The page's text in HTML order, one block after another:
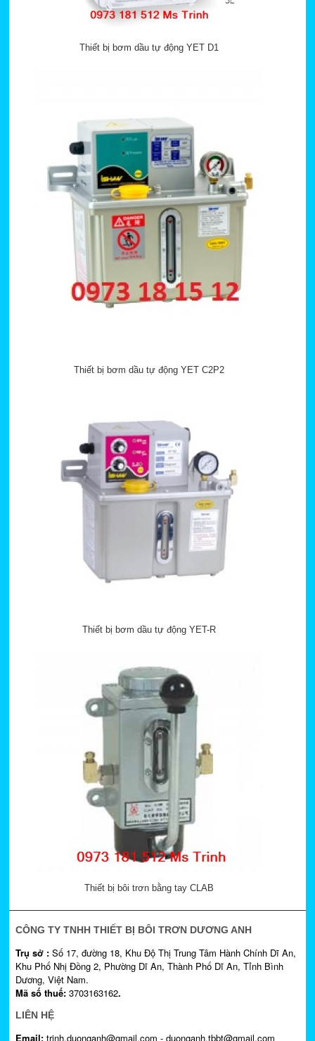
Thiết bị bơm dầu tự động YET D1
Thiết bị bơm dầu tự động YET C2P2
Thiết bị bơm dầu tự động YET-R
Thiết bị bôi trơn bằng tay CLAB
CÔNG TY TNHH THIẾT BỊ BÔI TRƠN DƯƠNG ANH
Trụ sở : Số 17, đường 18, Khu Độ Thị Trung Tâm Hành Chính Dĩ An,
Khu Phố Nhị Đồng 2, Phường Dĩ An, Thành Phố Dĩ An, Tỉnh Bình
Dương, Việt Nam.
Mã số thuế: 3703163162.
LIÊN HỆ
Email:trinh.duonganh@gmail.com - duonganh.tbbt@gmail.com